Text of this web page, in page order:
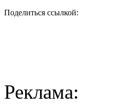
Поделиться ссылкой:
Реклама: